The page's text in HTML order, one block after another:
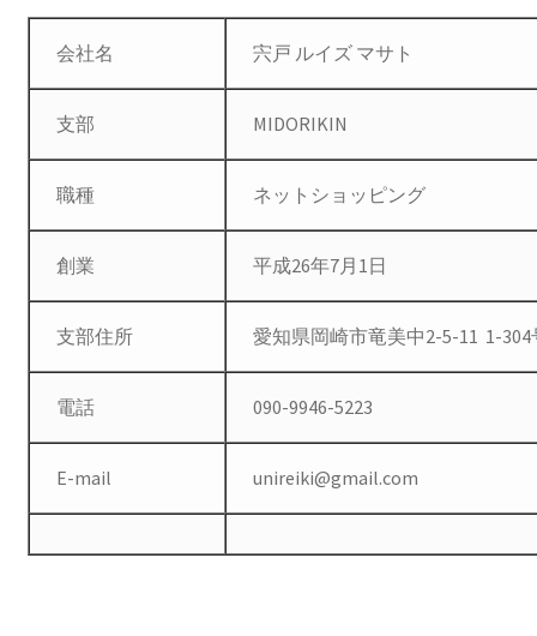
Pontos de vendas
Portfolio
Tabela de envio
Loja
Organic
Finalizar compras
会社名 宍戸 ルイズ マサト
支部 MIDORIKIN
職種 ネットショッピング
創業 平成26年7月1日
支部住所 愛知県岡崎市竜美中2-5-11 1-304
電話 090-9946-5223
E-mail unireiki@gmail.com